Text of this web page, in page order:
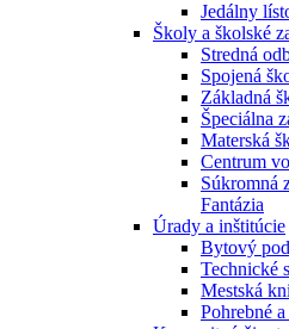
Jedálny
Školy a školské
Stredná
Spojená
Základná
Špeciálna
Materská
Centrum
Súkromná
Fantázia
Úrady a inštitúcie
Bytový
Technické
Mestská
Pohrebné